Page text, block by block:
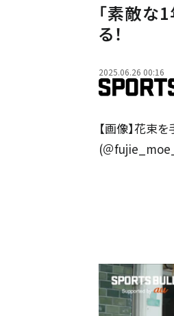
「素敵な
る！
2025.06.26 00:16
【画像】花束
(＠